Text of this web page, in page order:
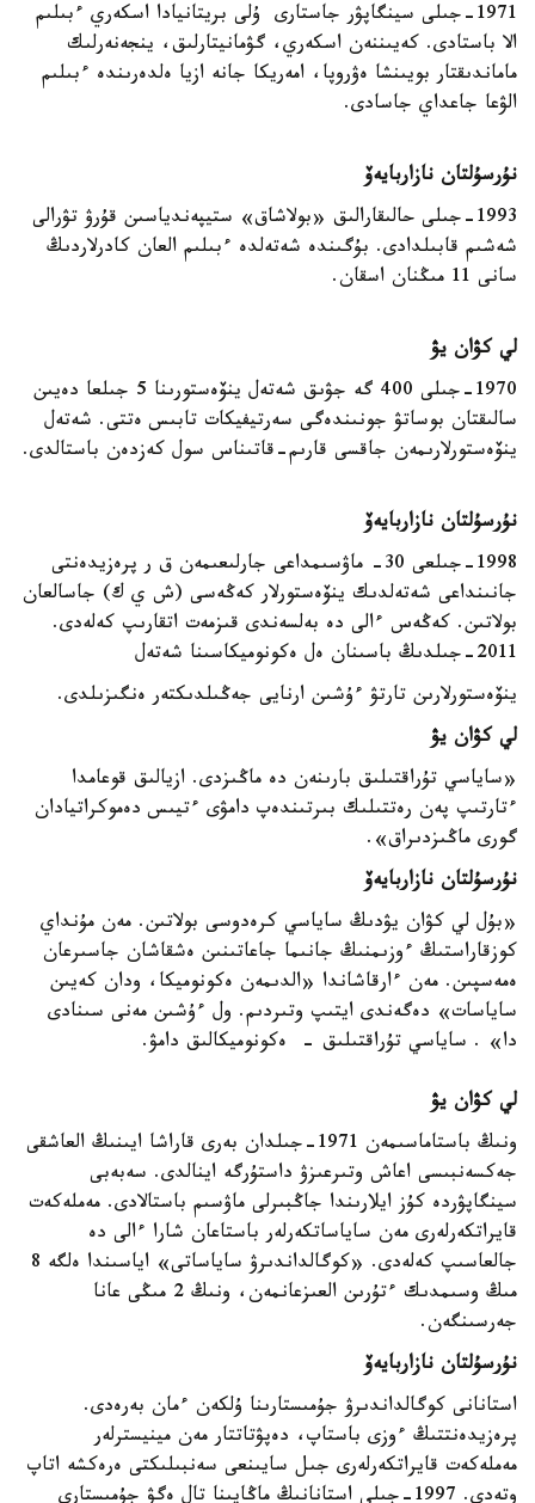
1971-جىلى سينگاپۋر جاستارى ۇلى بريتانيادا اسكەري ءبىلىم
الا باستادى. كەيىننەن اسكەري، گۋمانيتارلىق، ينجەنەرلىك
ماماندىقتار بويىنشا ەۋروپا، امەريكا جانە ازيا ەلدەرىندە ءبىلىم
الۋعا جاعداي جاسادى.
نۇرسۇلتان نازاربايەۆ
1993-جىلى حالىقارالىق «بولاشاق» ستيپەندياسىن قۇرۋ تۋرالى
شەشىم قابىلدادى. بۇگىندە شەتەلدە ءبىلىم العان كادرلاردىڭ
سانى 11 مىڭنان اسقان.
لي كۋان يۋ
1970-جىلى 400 گە جۋىق شەتەل ينۆەستورىنا 5 جىلعا دەيىن
سالىقتان بوساتۋ جونىندەگى سەرتيفيكات تابىس ەتتى. شەتەل
ينۆەستورلارىمەن جاقسى قارىم-قاتىناس سول كەزدەن باستالدى.
نۇرسۇلتان نازاربايەۆ
1998-جىلعى 30- ماۋسىمداعى جارلىعىمەن ق ر پرەزيدەنتى
جانىنداعى شەتەلدىك ينۆەستورلار كەڭەسى (ش ي ك) جاسالعان
بولاتىن. كەڭەس ءالى دە بەلسەندى قىزمەت اتقارىپ كەلەدى.
2011-جىلدىڭ باسىنان ەل ەكونوميكاسىنا شەتەل
ينۆەستورلارىن تارتۋ ءۇشىن ارنايى جەڭىلدىكتەر ەنگىزىلدى.
لي كۋان يۋ
«ساياسي تۇراقتىلىق بارىنەن دە ماڭىزدى. ازيالىق قوعامدا
ءتارتىپ پەن رەتتىلىك بىرتىندەپ دامۋى ءتيىس دەموكراتيادان
گورى ماڭىزدىراق».
نۇرسۇلتان نازاربايەۆ
«بۇل لي كۋان يۋدىڭ ساياسي كرەدوسى بولاتىن. مەن مۇنداي
كوزقاراستىڭ ءوزىمنىڭ جانىما جاعاتىنىن ەشقاشان جاسىرعان
ەمەسپىن. مەن ءارقاشاندا «الدىمەن ەكونوميكا، ودان كەيىن
ساياسات» دەگەندى ايتىپ وتىردىم. ول ءۇشىن مەنى سىنادى
دا» . ساياسي تۇراقتىلىق - ەكونوميكالىق دامۋ.
لي كۋان يۋ
ونىڭ باستاماسىمەن 1971-جىلدان بەرى قاراشا ايىنىڭ العاشقى
جەكسەنبىسى اعاش وتىرعىزۋ داستۇرگە اينالدى. سەبەبى
سينگاپۋردە كۇز ايلارىندا جاڭبىرلى ماۋسىم باستالادى. مەملەكەت
قايراتكەرلەرى مەن ساياساتكەرلەر باستاعان شارا ءالى دە
جالعاسىپ كەلەدى. «كوگالداندىرۋ ساياساتى» اياسىندا ەلگە 8
مىڭ وسىمدىك ءتۇرىن العىزعانمەن، ونىڭ 2 مىڭى عانا
جەرسىنگەن.
نۇرسۇلتان نازاربايەۆ
استانانى كوگالداندىرۋ جۇمىستارىنا ۇلكەن ءمان بەرەدى.
پرەزيدەنتتىڭ ءوزى باستاپ، دەپۋتاتتار مەن مينيسترلەر
مەملەكەت قايراتكەرلەرى جىل سايىنعى سەنبىلىكتى ەرەكشە اتاپ